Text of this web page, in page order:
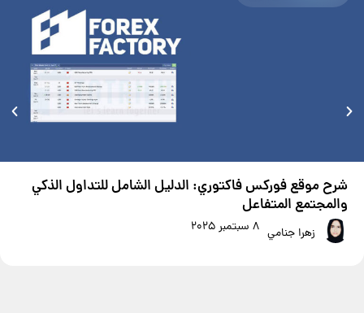
شرح موقع فوركس فاكتوري: الدليل الشامل للتداول الذكي
والمجتمع المتفاعل
زهرا جنامي 8 سبتمبر 2025